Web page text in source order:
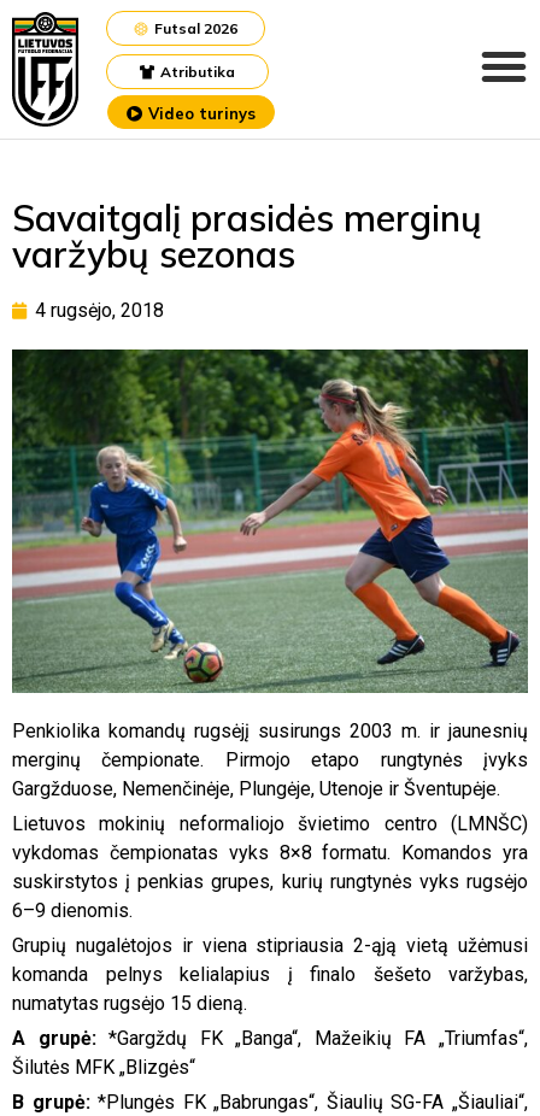
Atributika
Futsal 2026
Video turinys
Savaitgalį prasidės merginų
varžybų sezonas
4 rugsėjo, 2018
Penkiolika komandų rugsėjį susirungs 2003 m. ir jaunesnių
merginų čempionate. Pirmojo etapo rungtynės įvyks
Gargžduose, Nemenčinėje, Plungėje, Utenoje ir Šventupėje.
Lietuvos mokinių neformaliojo švietimo centro (LMNŠC)
vykdomas čempionatas vyks 8×8 formatu. Komandos yra
suskirstytos į penkias grupes, kurių rungtynės vyks rugsėjo
6–9 dienomis.
Grupių nugalėtojos ir viena stipriausia 2-ąją vietą užėmusi
komanda pelnys kelialapius į finalo šešeto varžybas,
numatytas rugsėjo 15 dieną.
A grupė:*Gargždų FK „Banga“, Mažeikių FA „Triumfas“,
Šilutės MFK „Blizgės“
B grupė:*Plungės FK „Babrungas“, Šiaulių SG-FA „Šiauliai“,